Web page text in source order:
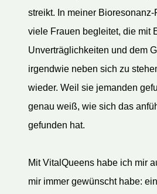
streikt. In meiner
viele Frauen begleitet, die mit
Unverträglichkeiten und dem
irgendwie neben sich zu
wieder. Weil sie jemanden
genau weiß, wie sich das
gefunden hat.
Mit VitalQueens habe ich mir
mir immer gewünscht habe: